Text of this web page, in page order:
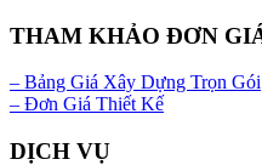
THAM KHẢO ĐƠN
– Bảng Giá Xây Dựng Trọn Gói
– Đơn Giá Thiết Kế
DỊCH VỤ